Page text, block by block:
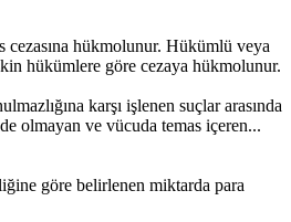
cezasına hükmolunur. Hükümlü veya
hükümlere göre cezaya hükmolunur.
karşı işlenen suçlar arasında
olmayan ve vücuda temas içeren...
göre belirlenen miktarda para